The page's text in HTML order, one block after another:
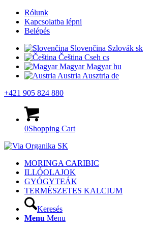
Rólunk
Kapcsolatba lépni
Belépés
Slovenčina Szlovák sk
Čeština Cseh cs
Magyar Magyar hu
Austria Ausztria de
+421 905 824 880
0Shopping Cart
MORINGA CARIBIC
ILLÓOLAJOK
GYÓGYTEÁK
TERMÉSZETES KALCIUM
Keresés
Menu Menu